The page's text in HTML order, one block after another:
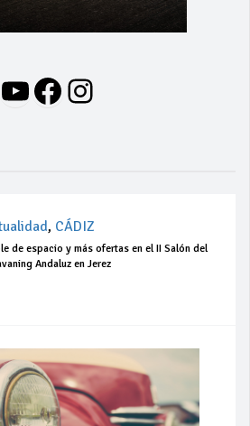
YouTube
Facebook
Instagram
, CÁDIZ
de espacio y más ofertas en el II Salón del
Andaluz en Jerez